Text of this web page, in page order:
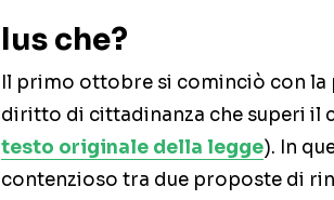
Ius che?
Il primo ottobre si cominciò con la
diritto di cittadinanza che superi il
testo originale della legge). In
contenzioso tra due proposte di